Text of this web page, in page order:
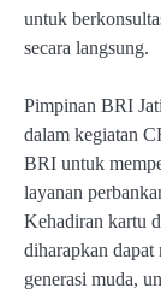
untuk
secara langsung.
Pimpinan BRI
dalam kegiatan
BRI untuk
layanan
Kehadiran kartu
diharapkan dapat
generasi muda,